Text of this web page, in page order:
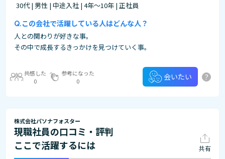
30代 | 男性 | 中途入社 | 4年～10年 | 正社員
この会社で活躍している人はどんな人？
人との関わりが好きな事。
その中で成長するきっかけを見つけていく事。
共感した
0
参考になった
0
会いたい ?
株式会社パソナフォスター
現職社員の口コミ・評判
ここで活躍するには
共有